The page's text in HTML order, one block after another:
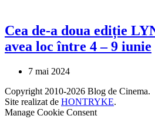
Cea de-a doua ediție
avea loc între 4 – 9 iunie
7 mai 2024
Copyright 2010-2026 Blog de Cinema.
Site realizat de HONTRYKE.
Manage Cookie Consent